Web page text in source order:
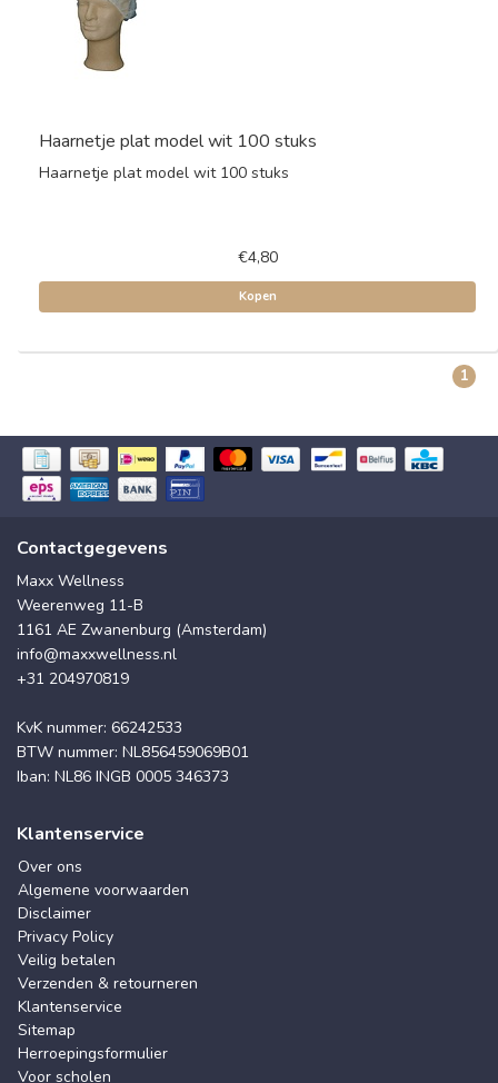
Haarnetje plat model wit 100 stuks
Haarnetje plat model wit 100 stuks
€4,80
Kopen
1
Contactgegevens
Maxx Wellness
Weerenweg 11-B
1161 AE Zwanenburg (Amsterdam)
info@maxxwellness.nl
+31 204970819
KvK nummer: 66242533
BTW nummer: NL856459069B01
Iban: NL86 INGB 0005 346373
Klantenservice
Over ons
Algemene voorwaarden
Disclaimer
Privacy Policy
Veilig betalen
Verzenden & retourneren
Klantenservice
Sitemap
Herroepingsformulier
Voor scholen